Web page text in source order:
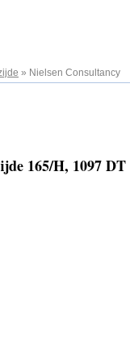
» Nielsen Consultancy
165/H, 1097